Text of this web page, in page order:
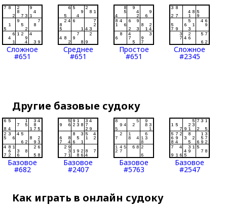
Сложное
#651
Среднее
#651
Простое
#651
Сложное
#2345
Другие базовые судоку
Базовое
#682
Базовое
#2407
Базовое
#5763
Базовое
#2547
Как играть в онлайн судоку